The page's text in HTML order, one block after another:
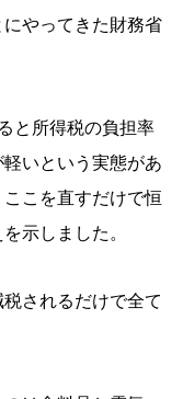
やってきた財務省
と所得税の負担率
いという実態があ
こを直すだけで恒
示しました。
されるだけで全て